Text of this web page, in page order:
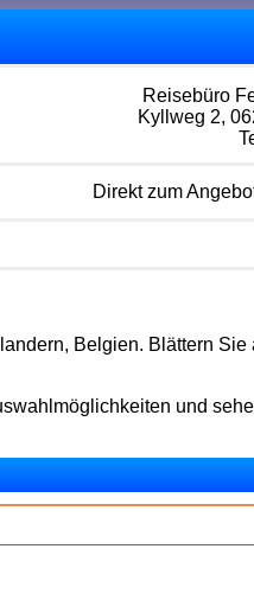
Reisebüro
Kyllweg 2,
Direkt zum
Belgien. Blättern Sie
und